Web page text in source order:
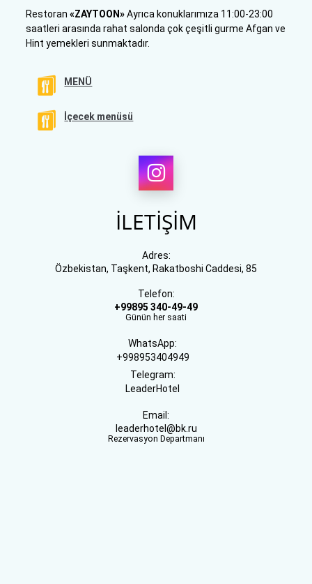
Restoran«ZAYTOON»Ayrıca konuklarımıza 11:00-23:00
saatleri arasında rahat salonda çok çeşitli gurme Afgan ve
Hint yemekleri sunmaktadır.
MENÜ
İçecek menüsü
İLETİŞİM
Adres:
Özbekistan, Taşkent, Rakatboshi Caddesi, 85
Telefon:
+99895 340-49-49
Günün her saati
WhatsApp:
+998953404949
Telegram:
LeaderHotel
Email:
leaderhotel@bk.ru
Rezervasyon Departmanı